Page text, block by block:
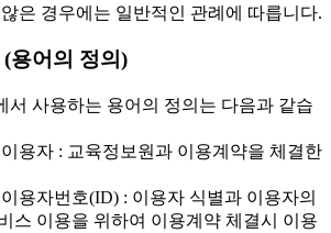
은 경우에는 일반적인 관례에 따릅니다.
용어의 정의)
서 사용하는 용어의 정의는 다음과 같습
용자 : 교육정보원과 이용계약을 체결한
용자번호(ID) : 이용자 식별과 이용자의
스 이용을 위하여 이용계약 체결시 이용